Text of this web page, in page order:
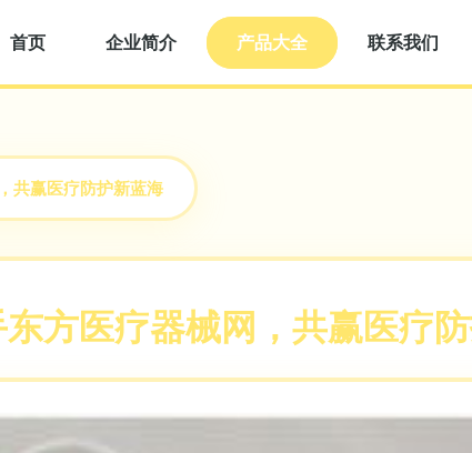
首页 企业简介 产品大全 联系我们
共赢医疗防护新蓝海
方医疗器械网，共赢医疗